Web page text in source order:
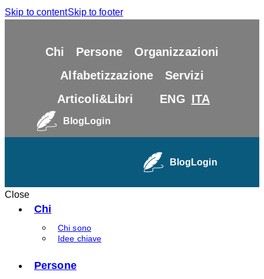
Skip to contentSkip to footer
Chi Persone
Organizzazioni
Alfabetizzazione
Servizi
Articoli&Libri
ENG ITA
Blog Login
Blog Login
Close
Chi
Chi sono
Idee chiave
Persone